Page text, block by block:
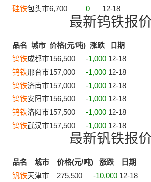
硅铁包头市6,700 0 12-18
最新钨铁报价
品名 城市 价格(元/吨) 涨跌
日期
钨铁成都市156,500 -1,000 12-18
钨铁邢台市157,000 -1,000 12-18
钨铁济南市157,000 -1,000 12-18
钨铁安阳市156,500 -1,000 12-18
钨铁洛阳市157,500 -1,000 12-18
钨铁武汉市157,500 -1,000 12-18
最新钒铁报价
品名 城市 价格(元/吨) 涨跌
日期
钒铁天津市 275,500 -10,000 12-18